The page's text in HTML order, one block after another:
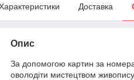
Доставка
Опис
За допомогою картин за
оволодіти мистецтвом живопису,